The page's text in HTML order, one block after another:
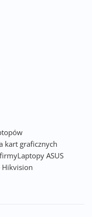
100M): 4
100M):
przez kartę
GbE, LAN, stan
- 70°C
129,57 W
kart graficznych
Laptopy ASUS